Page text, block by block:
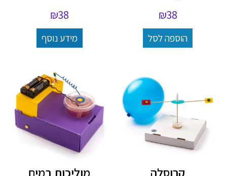
₪38
הוספה לסל
₪38
מידע נוסף
קרוסלה מוליכות במים